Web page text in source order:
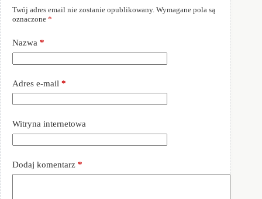
Twój adres email nie zostanie opublikowany. Wymagane pola są
oznaczone *
Nazwa *
Adres e-mail *
Witryna internetowa
Dodaj komentarz *